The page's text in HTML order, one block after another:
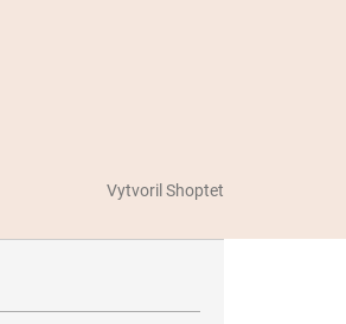
Vytvoril Shoptet